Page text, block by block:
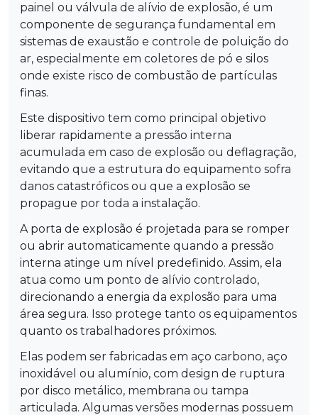
painel ou válvula de alívio de explosão, é um
componente de segurança fundamental em
sistemas de exaustão e controle de poluição do
ar, especialmente em coletores de pó e silos
onde existe risco de combustão de partículas
finas.
Este dispositivo tem como principal objetivo
liberar rapidamente a pressão interna
acumulada em caso de explosão ou deflagração,
evitando que a estrutura do equipamento sofra
danos catastróficos ou que a explosão se
propague por toda a instalação.
A porta de explosão é projetada para se romper
ou abrir automaticamente quando a pressão
interna atinge um nível predefinido. Assim, ela
atua como um ponto de alívio controlado,
direcionando a energia da explosão para uma
área segura. Isso protege tanto os equipamentos
quanto os trabalhadores próximos.
Elas podem ser fabricadas em aço carbono, aço
inoxidável ou alumínio, com design de ruptura
por disco metálico, membrana ou tampa
articulada. Algumas versões modernas possuem